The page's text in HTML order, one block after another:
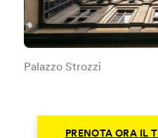
Palazzo Strozzi
PRENOTA ORA IL